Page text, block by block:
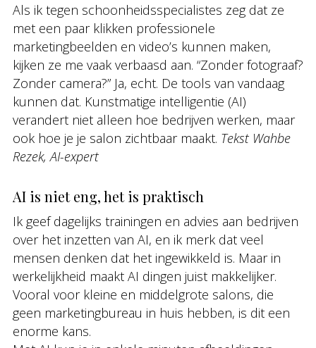
Als ik tegen schoonheidsspecialistes zeg dat ze
met een paar klikken professionele
marketingbeelden en video’s kunnen maken,
kijken ze me vaak verbaasd aan. “Zonder fotograaf?
Zonder camera?” Ja, echt. De tools van vandaag
kunnen dat. Kunstmatige intelligentie (AI)
verandert niet alleen hoe bedrijven werken, maar
ook hoe je je salon zichtbaar maakt. Tekst Wahbe
Rezek, AI-expert
AI is niet eng, het is praktisch
Ik geef dagelijks trainingen en advies aan bedrijven
over het inzetten van AI, en ik merk dat veel
mensen denken dat het ingewikkeld is. Maar in
werkelijkheid maakt AI dingen juist makkelijker.
Vooral voor kleine en middelgrote salons, die
geen marketingbureau in huis hebben, is dit een
enorme kans.